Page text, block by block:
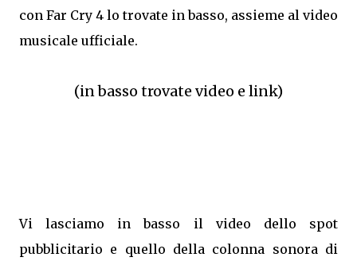
con Far Cry 4 lo trovate in basso, assieme al video
musicale ufficiale.
(in basso trovate video e link)
Vi lasciamo in basso il video dello spot
pubblicitario e quello della colonna sonora di